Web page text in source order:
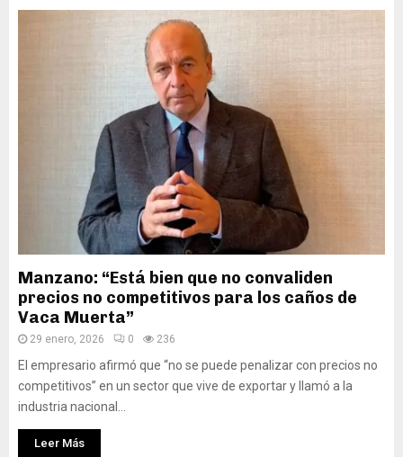
Manzano: “Está bien que no convaliden
precios no competitivos para los caños de
Vaca Muerta”
29 enero, 2026 0 236
El empresario afirmó que “no se puede penalizar con precios no
competitivos” en un sector que vive de exportar y llamó a la
industria nacional...
Leer Más